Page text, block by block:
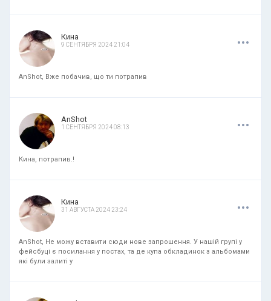
Кина
9 СЕНТЯБРЯ 2024 21:04 ...
AnShot, Вже побачив, що ти потрапив
AnShot
1 СЕНТЯБРЯ 2024 08:13 ...
Кина, потрапив.!
Кина
31 АВГУСТА 2024 23:24 ...
AnShot, Не можу вставити сюди нове запрошення. У нашій групі у
фейсбуці є посилання у постах, та де купа обкладинок з альбомами
які були залиті у